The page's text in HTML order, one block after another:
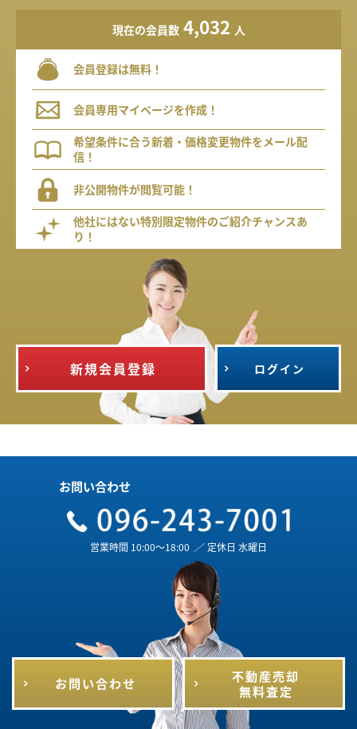
現在の会員数 4,032 人
会員登録は無料！
会員専用マイページを作成！
希望条件に合う新着・価格変更物件をメール配
信！
非公開物件が閲覧可能！
他社にはない特別限定物件のご紹介チャンスあ
り！
新規会員登録 ログイン
お問い合わせ
営業時間 10:00～18:00 ／ 定休日 水曜日
お問い合わせ
不動産売却
無料査定